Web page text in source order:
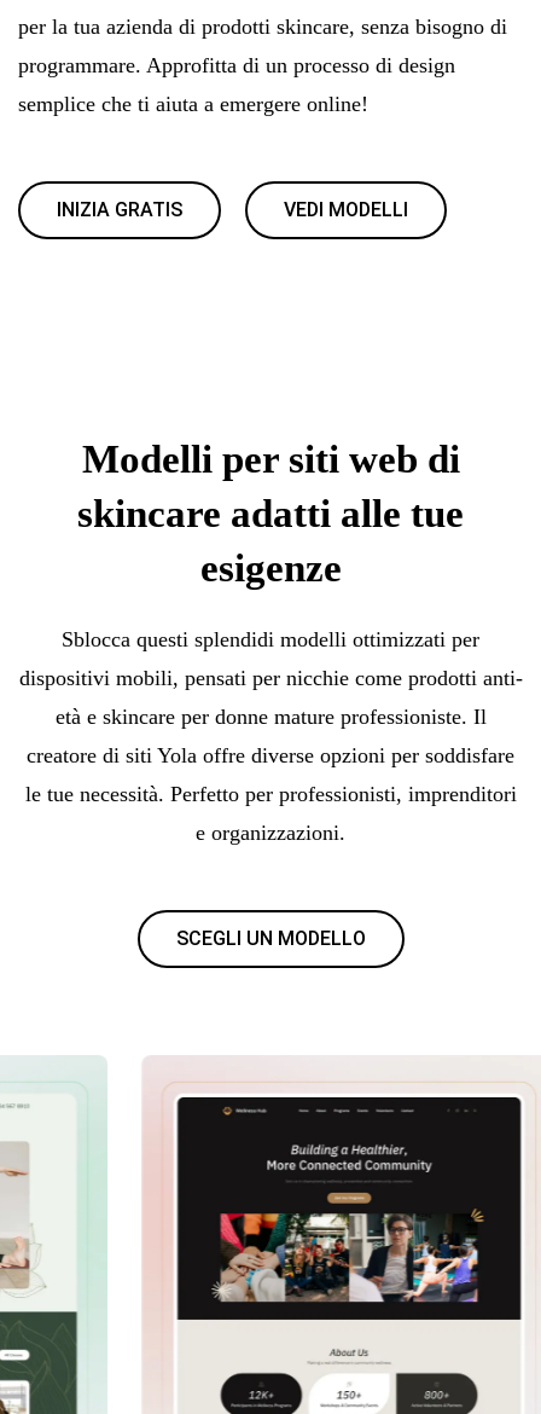
per la tua azienda di prodotti skincare, senza bisogno di
programmare. Approfitta di un processo di design
semplice che ti aiuta a emergere online!
INIZIA GRATIS VEDI MODELLI
Modelli per siti web di
skincare adatti alle tue
esigenze
Sblocca questi splendidi modelli ottimizzati per
dispositivi mobili, pensati per nicchie come prodotti anti-
età e skincare per donne mature professioniste. Il
creatore di siti Yola offre diverse opzioni per soddisfare
le tue necessità. Perfetto per professionisti, imprenditori
e organizzazioni.
SCEGLI UN MODELLO